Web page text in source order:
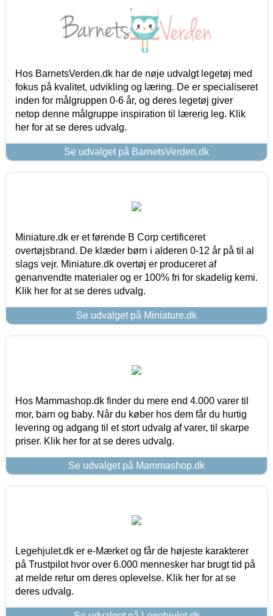
Hos BarnetsVerden.dk har de nøje udvalgt legetøj med
fokus på kvalitet, udvikling og læring. De er specialiseret
inden for målgruppen 0-6 år, og deres legetøj giver
netop denne målgruppe inspiration til lærerig leg. Klik
her for at se deres udvalg.
Se udvalget på BarnetsVerden.dk
Miniature.dk er et førende B Corp certificeret
overtøjsbrand. De klæder børn i alderen 0-12 år på til al
slags vejr. Miniature.dk overtøj er produceret af
genanvendte materialer og er 100% fri for skadelig kemi.
Klik her for at se deres udvalg.
Se udvalget på Miniature.dk
Hos Mammashop.dk finder du mere end 4.000 varer til
mor, barn og baby. Når du køber hos dem får du hurtig
levering og adgang til et stort udvalg af varer, til skarpe
priser. Klik her for at se deres udvalg.
Se udvalget på Mammashop.dk
Legehjulet.dk er e-Mærket og får de højeste karakterer
på Trustpilot hvor over 6.000 mennesker har brugt tid på
at melde retur om deres oplevelse. Klik her for at se
deres udvalg.